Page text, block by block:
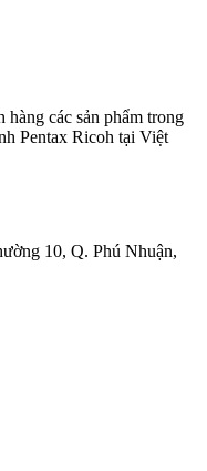
các sản phẩm trong
Pentax Ricoh tại Việt
10, Q. Phú Nhuận,